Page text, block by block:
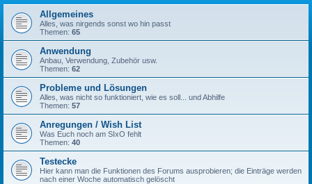
h
Allgemeines
Alles, was nirgends sonst wo hin passt
Themen: 65
Anwendung
Anbau, Verwendung, Zubehör usw.
Themen: 62
Probleme und Lösungen
Alles, was nicht so funktioniert, wie es soll... und Abhilfe
Themen: 57
Anregungen / Wish List
Was Euch noch am SIxO fehlt
Themen: 40
Testecke
Hier kann man die Funktionen des Forums ausprobieren; die Einträge werden
nach einer Woche automatisch gelöscht